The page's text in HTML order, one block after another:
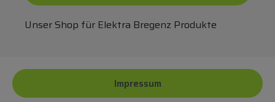
Unser Shop für Elektra Bregenz Produkte
Impressum